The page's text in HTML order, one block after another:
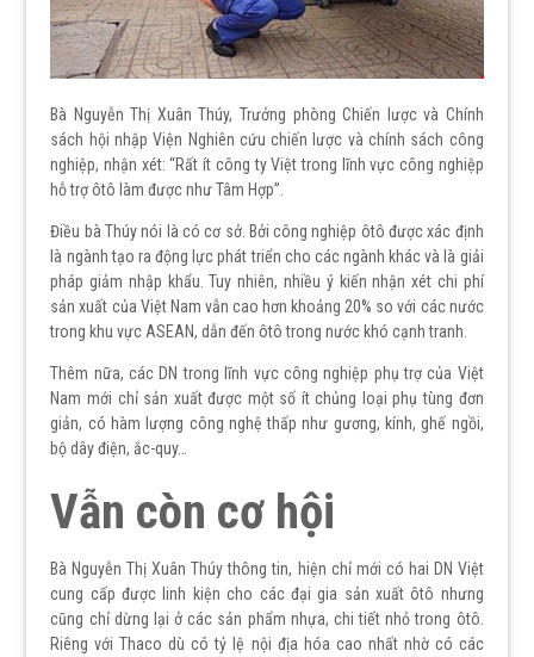
Bà Nguyễn Thị Xuân Thúy, Trưởng phòng Chiến lược và Chính
sách hội nhập Viện Nghiên cứu chiến lược và chính sách công
nghiệp, nhận xét: “Rất ít công ty Việt trong lĩnh vực công nghiệp
hỗ trợ ôtô làm được như Tâm Hợp”.
Điều bà Thúy nói là có cơ sở. Bởi công nghiệp ôtô được xác định
là ngành tạo ra động lực phát triển cho các ngành khác và là giải
pháp giảm nhập khẩu. Tuy nhiên, nhiều ý kiến nhận xét chi phí
sản xuất của Việt Nam vẫn cao hơn khoảng 20% so với các nước
trong khu vực ASEAN, dẫn đến ôtô trong nước khó cạnh tranh.
Thêm nữa, các DN trong lĩnh vực công nghiệp phụ trợ của Việt
Nam mới chỉ sản xuất được một số ít chủng loại phụ tùng đơn
giản, có hàm lượng công nghệ thấp như gương, kính, ghế ngồi,
bộ dây điện, ắc-quy…
Vẫn còn cơ hội
Bà Nguyễn Thị Xuân Thúy thông tin, hiện chỉ mới có hai DN Việt
cung cấp được linh kiện cho các đại gia sản xuất ôtô nhưng
cũng chỉ dừng lại ở các sản phẩm nhựa, chi tiết nhỏ trong ôtô.
Riêng với Thaco dù có tỷ lệ nội địa hóa cao nhất nhờ có các